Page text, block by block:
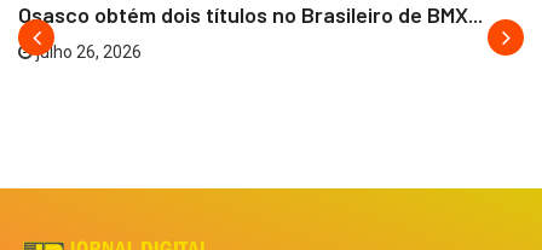
Osasco obtém dois títulos no Brasileiro de BMX...
julho 26, 2026